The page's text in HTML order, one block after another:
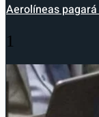
Aerolíneas
1